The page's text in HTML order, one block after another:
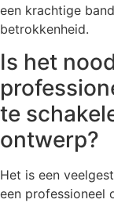
een krachtige
betrokkenheid.
Is het
te
ontwerp?
Het is een
een professioneel